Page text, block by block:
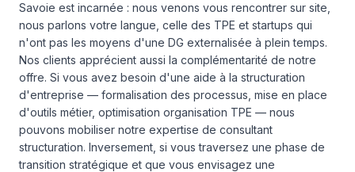
Savoie est incarnée : nous venons vous rencontrer sur site,
nous parlons votre langue, celle des TPE et startups qui
n'ont pas les moyens d'une DG externalisée à plein temps.
Nos clients apprécient aussi la complémentarité de notre
offre. Si vous avez besoin d'une aide à la structuration
d'entreprise — formalisation des processus, mise en place
d'outils métier, optimisation organisation TPE — nous
pouvons mobiliser notre expertise de consultant
structuration. Inversement, si vous traversez une phase de
transition stratégique et que vous envisagez une